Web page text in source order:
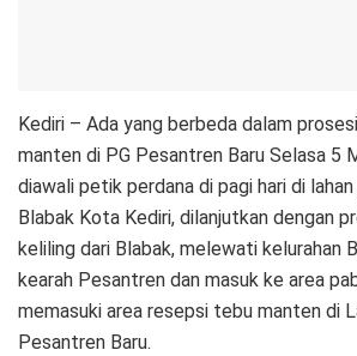
Kediri – Ada yang berbeda dalam
manten di PG Pesantren Baru Selasa 5
diawali petik perdana di pagi hari di
Blabak Kota Kediri, dilanjutkan dengan
keliling dari Blabak, melewati kelurahan
kearah Pesantren dan masuk ke area
memasuki area resepsi tebu manten di
Pesantren Baru.